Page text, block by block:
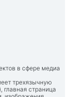
в сфере медиа
трехязычную
страница